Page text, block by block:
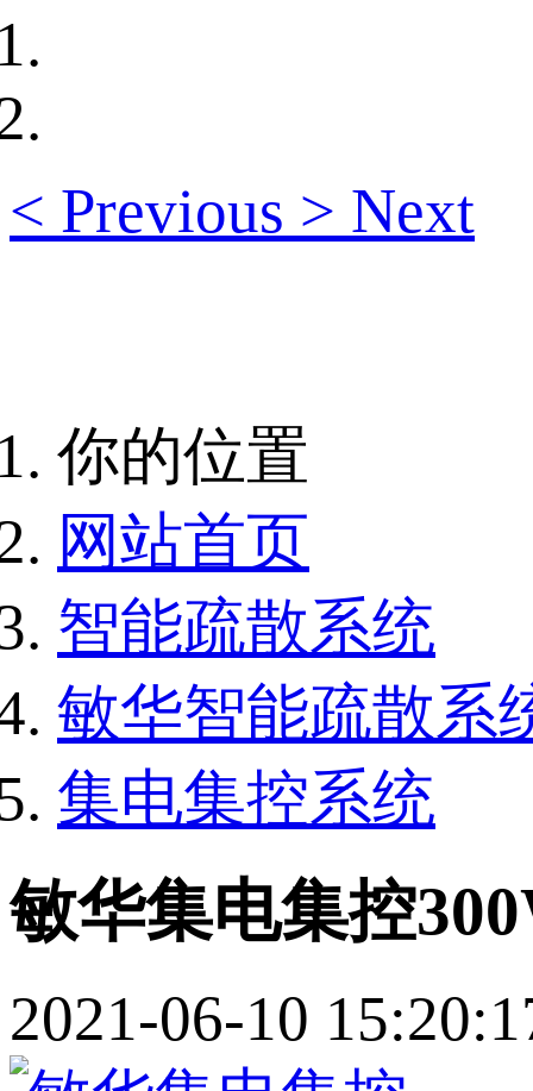
< Previous > Next
你的位置
网站首页
智能疏散系统
敏华智能疏散系
集电集控系统
敏华集电集控
2021-06-10